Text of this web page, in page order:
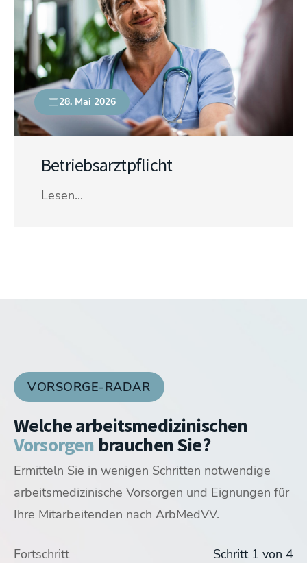
28. Mai 2026
Betriebsarztpflicht
Lesen...
VORSORGE-RADAR
Welche arbeitsmedizinischen
Vorsorgen brauchen Sie?
Ermitteln Sie in wenigen Schritten notwendige
arbeitsmedizinische Vorsorgen und Eignungen für
Ihre Mitarbeitenden nach ArbMedVV.
Fortschritt Schritt 1 von 4